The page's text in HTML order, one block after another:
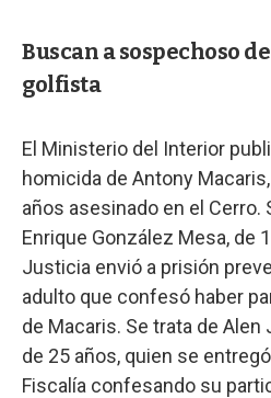
Buscan a sospechoso
golfista
El Ministerio del Interior
homicida de Antony
años asesinado en el Cerro.
Enrique González Mesa, de
Justicia envió a prisión
adulto que confesó haber
de Macaris. Se trata de Alen
de 25 años, quien se
Fiscalía confesando su